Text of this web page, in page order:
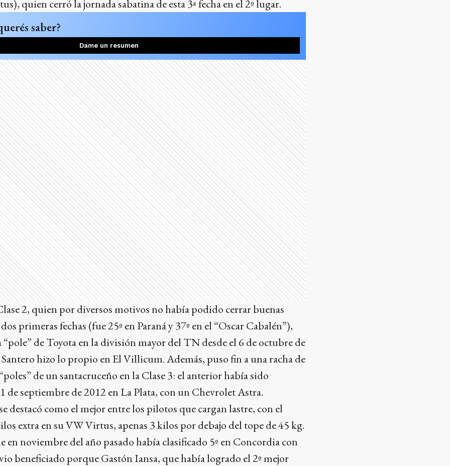
quien cerró la jornada sabatina de esta 3ª fecha en el 2º lugar.
saber?
Dame un resumen
2, quien por diversos motivos no había podido cerrar buenas
primeras fechas (fue 25º en Paraná y 37º en el “Oscar Cabalén”),
de Toyota en la división mayor del TN desde el 6 de octubre de
hizo lo propio en El Villicum. Además, puso fin a una racha de
de un santacruceño en la Clase 3: el anterior había sido
de septiembre de 2012 en La Plata, con un Chevrolet Astra.
destacó como el mejor entre los pilotos que cargan lastre, con el
extra en su VW Virtus, apenas 3 kilos por debajo del tope de 45 kg.
en noviembre del año pasado había clasificado 5º en Concordia con
beneficiado porque Gastón Iansa, que había logrado el 2º mejor